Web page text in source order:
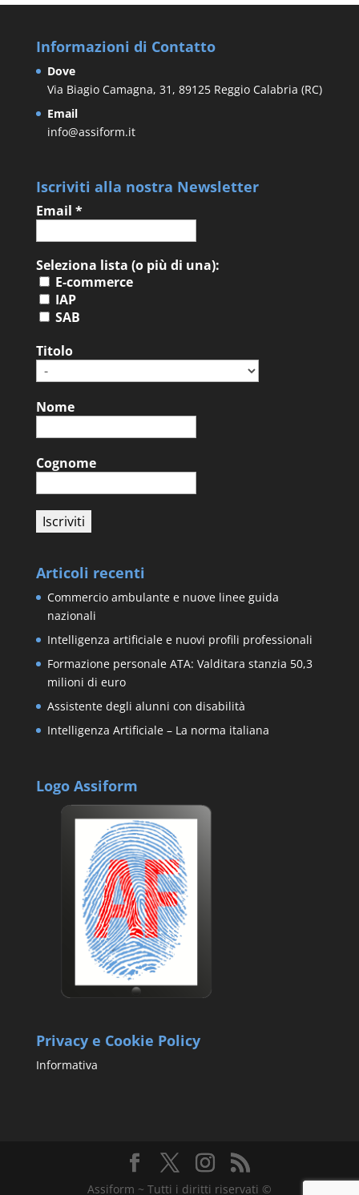
Informazioni di Contatto
Dove
Via Biagio Camagna, 31, 89125 Reggio Calabria (RC)
Email
info@assiform.it
Iscriviti alla nostra Newsletter
Email *
Seleziona lista (o più di una):
E-commerce
IAP
SAB
Titolo
Nome
Cognome
Articoli recenti
Commercio ambulante e nuove linee guida
nazionali
Intelligenza artificiale e nuovi profili professionali
Formazione personale ATA: Valditara stanzia 50,3
milioni di euro
Assistente degli alunni con disabilità
Intelligenza Artificiale – La norma italiana
Logo Assiform
Privacy e Cookie Policy
Informativa
Assiform ~ Tutti i diritti riservati ©